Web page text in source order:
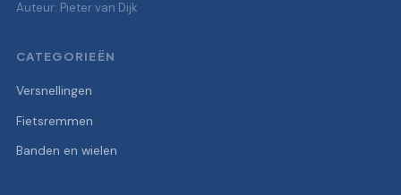
Auteur: Pieter van Dijk
CATEGORIEËN
Versnellingen
Fietsremmen
Banden en wielen